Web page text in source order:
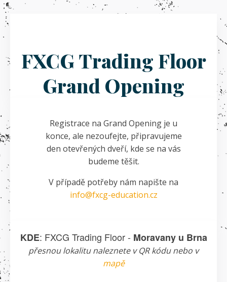
FXCG Trading Floor
Grand Opening
Registrace na Grand Opening je u
konce, ale nezoufejte, připravujeme
den otevřených dveří, kde se na vás
budeme těšit.
V případě potřeby nám napište na
info@fxcg-education.cz
KDE: FXCG Trading Floor - Moravany u Brna
přesnou lokalitu naleznete v QR kódu nebo v
mapě